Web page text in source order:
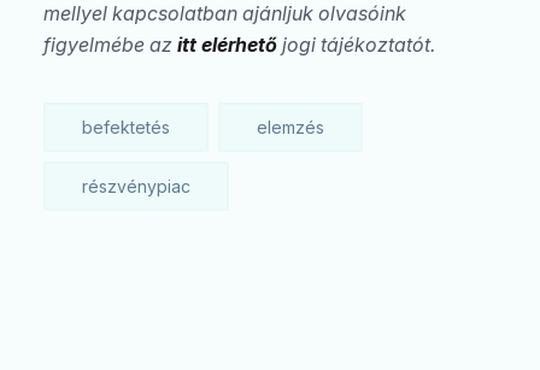
mellyel kapcsolatban ajánljuk olvasóink
figyelmébe az itt elérhető jogi tájékoztatót.
befektetés elemzés
részvénypiac